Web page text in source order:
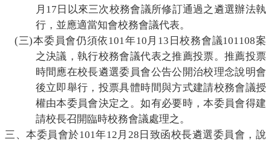
月 17 日以來三次校務會議所修訂通過之遴選辦法執
行，並應適當知會校務會議代表。
(三)本委員會仍須依101年10 月 13 日校務會議101108案
之決議，執行校務會議代表之推薦投票。推薦投票
時間應在校長遴選委員會公告公開治校理念說明會
後立即舉行，投票具體時間與方式建請校務會議授
權由本委員會決定之。如有必要時，本委員會得建
請校長召開臨時校務會議處理之。
三、本委員會於101年12 月 28 日致函校長遴選委員會，說